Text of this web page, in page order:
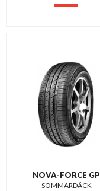
NOVA-FORCE GP
SOMMARDÄCK